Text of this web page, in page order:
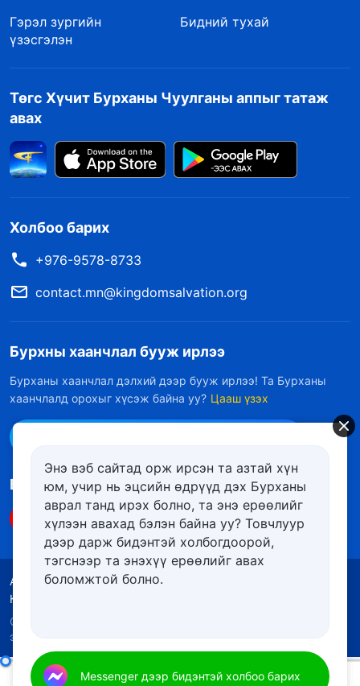
Гэрэл зургийн
үзэсгэлэн
Бидний тухай
Төгс Хүчит Бурханы Чуулганы аппыг татаж
авах
Холбоо барих
+976-9578-8733
contact.mn@kingdomsalvation.org
Бурхны хаанчлал бууж ирлээ
Бурханы хаанчлал дэлхий дээр бууж ирлээ! Та Бурханы
хаанчлалд орохыг хүсэж байна уу? Цааш үзэх
Биднийг дагах
Ашиглалтын нөхцөлүүд
Нууцлалын бодлого
Кредит
Copyright © 2026
эрх хуулиар хамгаалагдсан.
Энэ вэб сайтад орж ирсэн та азтай хүн
юм, учир нь эцсийн өдрүүд дэх Бурханы
аврал танд ирэх болно, та энэ ерѳѳлийг
хүлээн авахад бэлэн байна уу? Товчлуур
дээр дарж бидэнтэй холбогдоорой,
тэгснээр та энэхүү ерѳѳлийг авах
боломжтой болно.
Messenger дээр бидэнтэй холбоо барих
Өдөр тутмын Бурханы үг: Библийн тухай нууцууд | Эшлэл 280